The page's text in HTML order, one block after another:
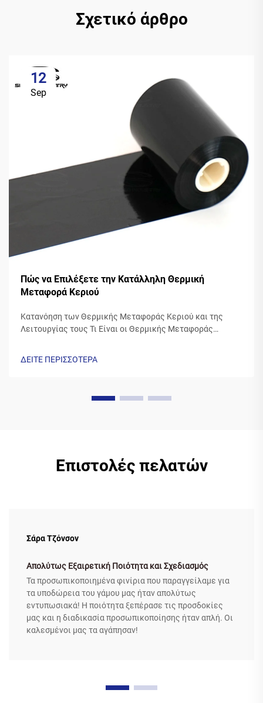
Σχετικό άρθρο
12
Sep
Πώς να Επιλέξετε την Κατάλληλη Θερμική
Μεταφορά Κεριού
Κατανόηση των Θερμικής Μεταφοράς Κεριού και της
Λειτουργίας τους Τι Είναι οι Θερμικής Μεταφοράς
ΔΕΙΤΕ ΠΕΡΙΣΣΟΤΕΡΑ
Επιστολές πελατών
Σάρα Τζόνσον
Απολύτως Εξαιρετική Ποιότητα και Σχεδιασμός
Τα προσωπικοποιημένα φινίρια που παραγγείλαμε για
τα υποδώρεια του γάμου μας ήταν απολύτως
εντυπωσιακά! Η ποιότητα ξεπέρασε τις προσδοκίες
μας και η διαδικασία προσωπικοποίησης ήταν απλή. Οι
καλεσμένοι μας τα αγάπησαν!